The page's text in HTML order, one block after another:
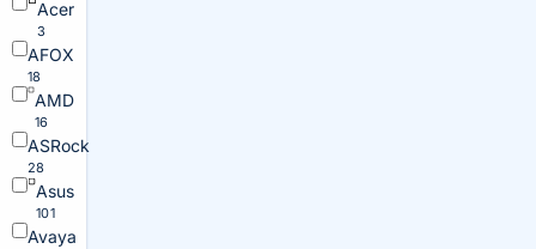
Acer
3
AFOX
18
AMD
16
ASRock
28
Asus
101
Avaya